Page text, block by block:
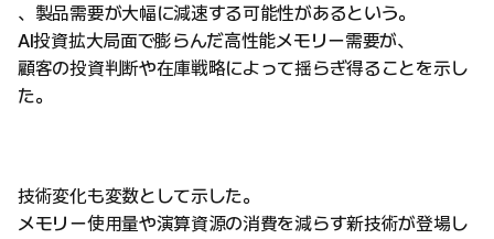
、製品需要が大幅に減速する可能性があるという。
AI投資拡大局面で膨らんだ高性能メモリー需要が、
顧客の投資判断や在庫戦略によって揺らぎ得ることを示し
た。
技術変化も変数として示した。
メモリー使用量や演算資源の消費を減らす新技術が登場し